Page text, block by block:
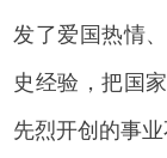
发了爱国热情
史经验，把国
先烈开创的事业